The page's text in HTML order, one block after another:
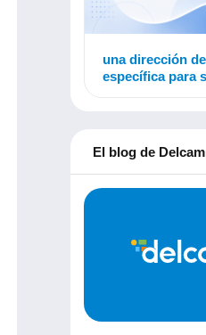
una dirección
específica para
El blog de